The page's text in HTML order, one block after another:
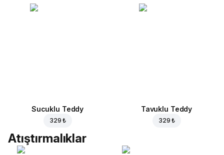
Sucuklu Teddy
329 ₺
Tavuklu Teddy
329 ₺
Atıştırmalıklar